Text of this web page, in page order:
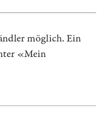
möglich. Ein
«Mein